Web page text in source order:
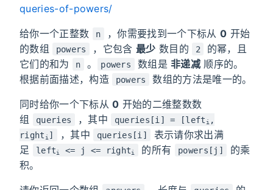
queries-of-powers/
给你一个正整数 n ，你需要找到一个下标从 0 开始
的数组
powers ，它包含 最少 数目的 2
的幂，且
它们的和为
n 。 powers 数组是 非递减顺序的。
根据前面描述，构造
powers 数组的方法是唯一的。
同时给你一个下标从0 开始的二维整数数
组
queries ，其中 queries[i] = [left i ,
right i ] ，其中 queries[i]
表示请你求出满
足
lefti <= j <= righti 的所有 powers[j]
的乘
积。